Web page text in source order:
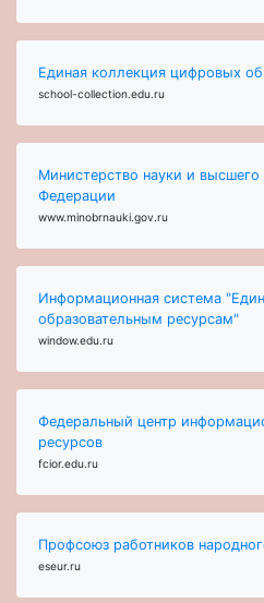
Единая коллекция цифровых
school-collection.edu.ru
Министерство науки и
Федерации
www.minobrnauki.gov.ru
Информационная система
образовательным ресурсам"
window.edu.ru
Федеральный центр
ресурсов
fcior.edu.ru
Профсоюз работников
eseur.ru